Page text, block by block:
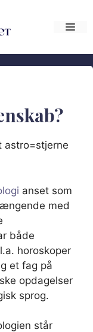
astro=stjerne
anset som
med
både
horoskoper
et fag på
opdagelser
sprog.
står